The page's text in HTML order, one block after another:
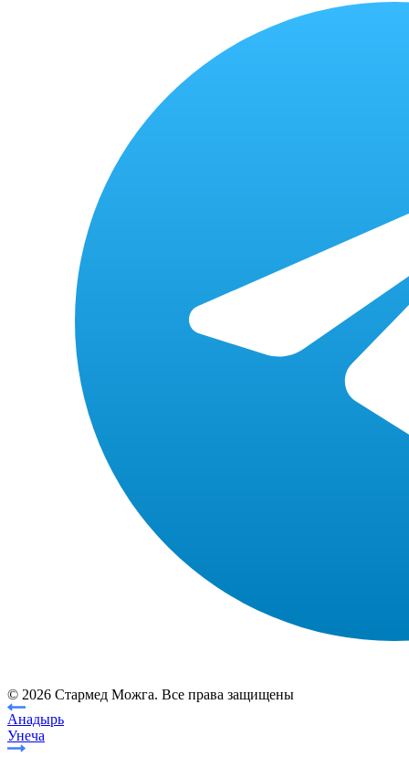
© 2026 Стармед Можга. Все права защищены
Анадырь
Унеча